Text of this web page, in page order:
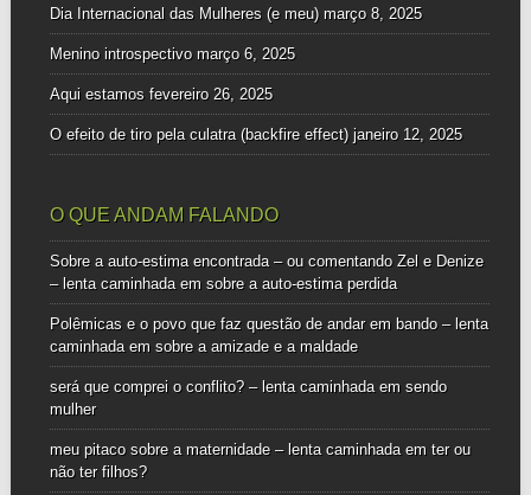
Dia Internacional das Mulheres (e meu) março 8, 2025
Menino introspectivo março 6, 2025
Aqui estamos fevereiro 26, 2025
O efeito de tiro pela culatra (backfire effect) janeiro 12, 2025
O QUE ANDAM FALANDO
Sobre a auto-estima encontrada – ou comentando Zel e Denize
– lenta caminhadaem sobre a auto-estima perdida
Polêmicas e o povo que faz questão de andar em bando – lenta
caminhadaem sobre a amizade e a maldade
será que comprei o conflito? – lenta caminhadaem sendo
mulher
meu pitaco sobre a maternidade – lenta caminhadaem ter ou
não ter filhos?